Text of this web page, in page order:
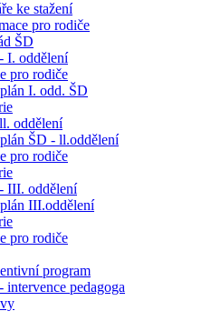
ke stažení
pro rodiče
ŠD
I. oddělení
pro rodiče
I. odd. ŠD
oddělení
ŠD - ll.oddělení
pro rodiče
III. oddělení
III.oddělení
pro rodiče
program
intervence pedagoga